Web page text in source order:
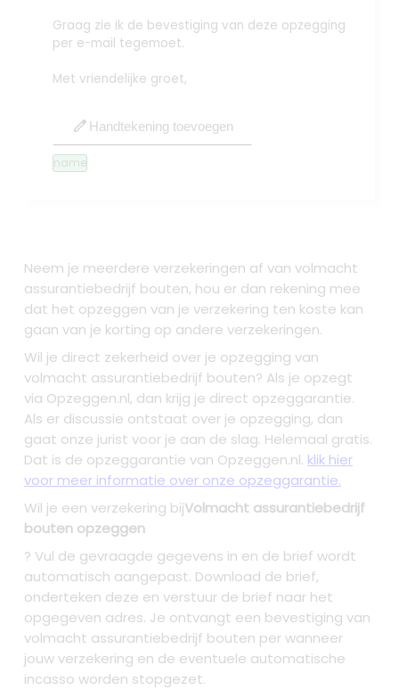
Graag zie ik de bevestiging van deze opzegging
per e-mail tegemoet.
Met vriendelijke groet,
edit Handtekening toevoegen
name
Neem je meerdere verzekeringen af van volmacht
assurantiebedrijf bouten, hou er dan rekening mee
dat het opzeggen van je verzekering ten koste kan
gaan van je korting op andere verzekeringen.
Wil je direct zekerheid over je opzegging van
volmacht assurantiebedrijf bouten? Als je opzegt
via Opzeggen.nl, dan krijg je direct opzeggarantie.
Als er discussie ontstaat over je opzegging, dan
gaat onze jurist voor je aan de slag. Helemaal gratis.
Dat is de opzeggarantie van Opzeggen.nl. klik hier
voor meer informatie over onze opzeggarantie.
Wil je een verzekering bijVolmacht assurantiebedrijf
bouten opzeggen
? Vul de gevraagde gegevens in en de brief wordt
automatisch aangepast. Download de brief,
onderteken deze en verstuur de brief naar het
opgegeven adres. Je ontvangt een bevestiging van
volmacht assurantiebedrijf bouten per wanneer
jouw verzekering en de eventuele automatische
incasso worden stopgezet.